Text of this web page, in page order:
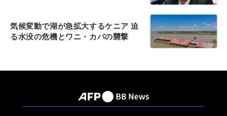
気候変動で湖が急拡大するケニア 迫
る水没の危機とワニ・カバの襲撃